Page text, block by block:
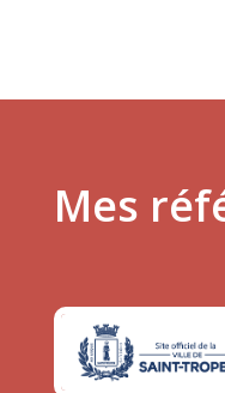
Mes